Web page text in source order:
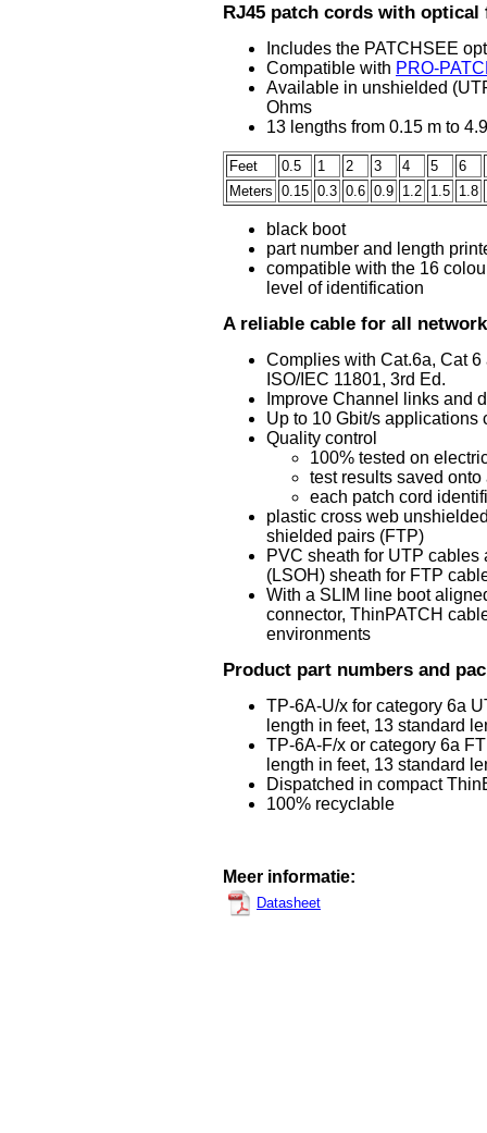
RJ45 patch cords with
Includes the PATCHSEE
Compatible with PRO-
Available in unshielded
Ohms
13 lengths from 0.15 m to
Feet 0.5 1 2 3 4 5
6
Meters 0.15 0.3 0.6 0.9 1.2 1.5 1.8
black boot
part number and length
compatible with the 16
level of identification
A reliable cable for all
Complies with Cat.6a, Cat
ISO/IEC 11801, 3rd Ed.
Improve Channel links and
Up to 10 Gbit/s applications
Quality control
100% tested on
test results saved onto
each patch cord
plastic cross web
shielded pairs (FTP)
PVC sheath for UTP
(LSOH) sheath for FTP
With a SLIM line boot
connector, ThinPATCH
environments
Product part numbers and
TP-6A-U/x for category 6a
length in feet, 13 standard
TP-6A-F/x or category 6a
length in feet, 13 standard
Dispatched in compact
100% recyclable
Meer informatie:
Datasheet